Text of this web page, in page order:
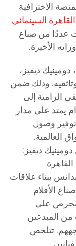
الاحترافية
القاهرة السينمائي
عددًا من صناع
الأخيرة.
ديفيز،
وذلك ضمن
الرامية إلى
يمتد على مدار
وصول
العالمية.
ديفيز:
ببناء علاقات
الأفلام
ونحرص على
من المبدعين
تتلخص